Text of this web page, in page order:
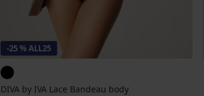
-25 % ALL25
DIVA by IVA Lace Bandeau body